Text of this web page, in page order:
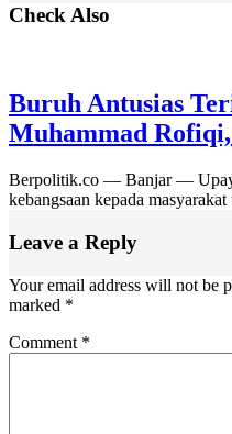
Check Also
Buruh Antusias
Muhammad
Berpolitik.co — Banjar —
kebangsaan kepada
Leave a Reply
Your email address will not be
marked *
Comment *